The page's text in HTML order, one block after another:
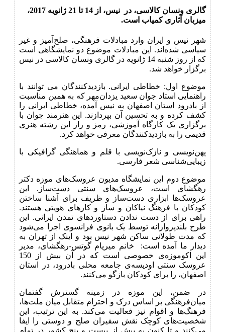
گالری ونسان کالاسی، در نیس، از 14 تا 21 ژانویه 2017،
میزبان آثاری کمیاب است.
شهر نیس و ایران وارد مبادلات فرهنگی، صلح‌آمیز و غیر
سیاسی شده‌اند. این مبادلات موضوع دو نمایشگاهی است
که از روز شنبه 14 ژانویه در گالری ونسان کالاسی در نیس
برگزار خواهد شد.
موضوع اول: خطاطی ایرانی. بازدیدکنندگان می توانند با
راهنمایی استاد جوان سعید یزدان‌مهر که به همین مناسبت
از بادرود استان اصفهان به نیس آمده، خطاطی ایرانی را
کشف کرده و به تحسین آن بپردازند. این هنرمند جوان با
برگزاری یک کارگاه آموزشی، رمز و راز این رشته هنری
قدیمی را به بازدیدکنندگان معرفی خواهد کرد.
پهن‌نویسی و نازک‌نویسی با قلم و هماهنگی گرافیکی با
زیبایی‌شناسی شعر فارسی.
موضوع دوم این نمایشگاه مدیون عروسک‌های موزه دکتر
رهگشای است، عروسک‌های سنتی دست‌ساز. این
عروسک‌ها ابزاری دست‌ساز و ظریف برای آشنا ساختن
کودکان با فرهنگ نیاکان و ساز و کارهای هویتی هستند.
راهی برای از دست ندادن دستاوردهای تمدن ایرانی. این
طرح بلندپروازانه توسط یک بانوی فرانسوی اجرا می‌شود
که مدت طولانی ساکن شهر نیس بود و اینک از تهران به
دیدار ما آمده است: خانم میریام گوتس-رهگشای، مدیر
این اکوموزه‌ی خصوصی است که در آن بیش از 150
عروسک سنتی اودیسه‌ی جامعه محلی بادرود، در استان
اصفهان، را برای کودکان بازگو می‌کنند.
در ضمن، این موزه در زمینه گسترش گفتمان
میان‌فرهنگی بر اساس درک و احترام متقابل میان ملت‌ها،
فرهنگ‌ها و اقوام نیز فعالیت می‌کند. به این ترتیب، این
شخصیت‌های کوچک نقش سفیران صلح و دوستی را ایفا